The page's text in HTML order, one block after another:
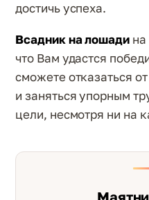
достичь успеха.
Всадник на лошади
что Вам удастся
сможете отказаться
и заняться упорным
цели, несмотря ни на